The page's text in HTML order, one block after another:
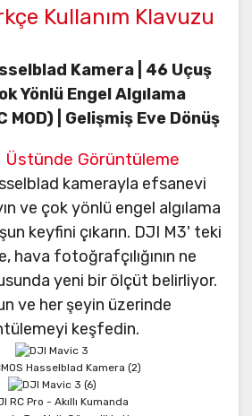
Kullanım Klavuzu
Kamera | 46 Uçuş
Yönlü Engel Algılama
MOD) | Gelişmiş Eve Dönüş
Üstünde Görüntüleme
kamerayla efsanevi
ve çok yönlü engel algılama
keyfini çıkarın. DJI M3' teki
hava fotoğrafçılığının ne
yeni bir ölçüt belirliyor.
ve her şeyin üzerinde
keşfedin.